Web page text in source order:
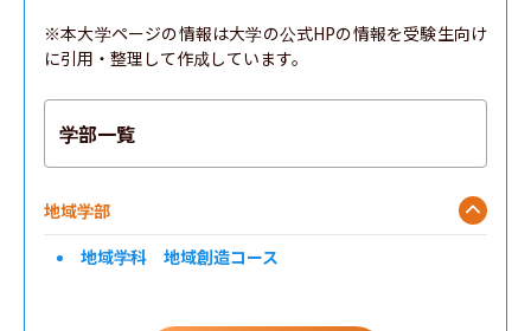
※本大学ページの情報は大学の公式HPの情報を受験生向け
に引用・整理して作成しています。
学部一覧
地域学部
地域学科 地域創造コース